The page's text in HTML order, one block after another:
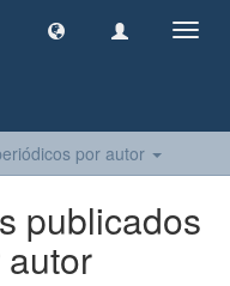
por autor
publicados